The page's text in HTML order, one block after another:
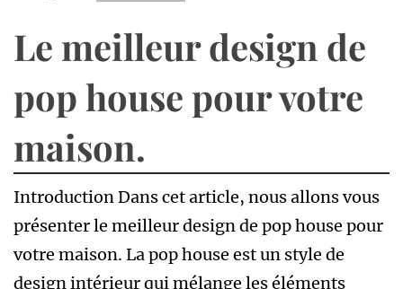
Le meilleur design de
pop house pour votre
maison.
Introduction Dans cet article, nous allons vous
présenter le meilleur design de pop house pour
votre maison. La pop house est un style de
design intérieur qui mélange les éléments